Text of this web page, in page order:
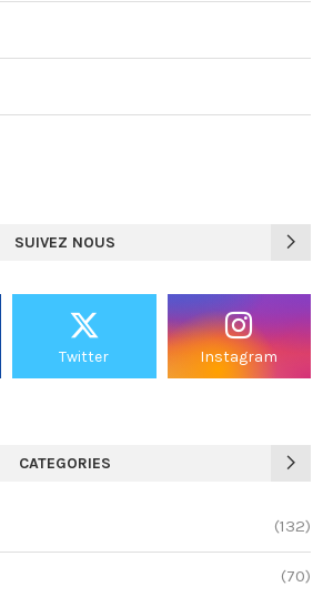
SUIVEZ NOUS
Twitter Instagram
CATEGORIES
(132)
(70)